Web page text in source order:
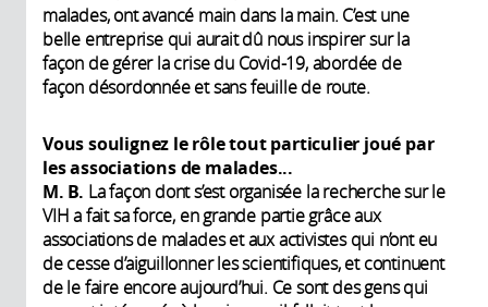
malades, ont avancé main dans la main. C’est une
belle entreprise qui aurait dû nous inspirer sur la
façon de gérer la crise du Covid-19, abordée de
façon désordonnée et sans feuille de route.
Vous soulignez le rôle tout particulier joué par
les associations de malades...
M. B. La façon dont s’est organisée la recherche sur le
VIH a fait sa force, en grande partie grâce aux
associations de malades et aux activistes qui n’ont eu
de cesse d’aiguillonner les scientifiques, et continuent
de le faire encore aujourd’hui. Ce sont des gens qui